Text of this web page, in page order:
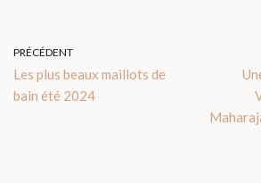
PRÉCÉDENT
Les plus beaux maillots de
bain été 2024